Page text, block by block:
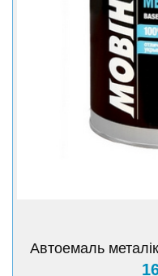
Автоемаль